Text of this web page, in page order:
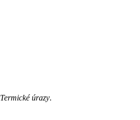
Termické úrazy.